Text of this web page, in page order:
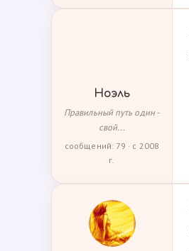
Ноэль
Правильный путь один -
свой...
сообщений: 79 · с 2008
г.